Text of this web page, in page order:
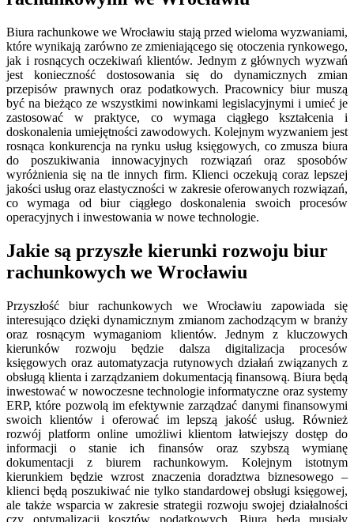
Biura rachunkowe we Wrocławiu stają przed wieloma wyzwaniami,
które wynikają zarówno ze zmieniającego się otoczenia rynkowego,
jak i rosnących oczekiwań klientów. Jednym z głównych wyzwań
jest konieczność dostosowania się do dynamicznych zmian
przepisów prawnych oraz podatkowych. Pracownicy biur muszą
być na bieżąco ze wszystkimi nowinkami legislacyjnymi i umieć je
zastosować w praktyce, co wymaga ciągłego kształcenia i
doskonalenia umiejętności zawodowych. Kolejnym wyzwaniem jest
rosnąca konkurencja na rynku usług księgowych, co zmusza biura
do poszukiwania innowacyjnych rozwiązań oraz sposobów
wyróżnienia się na tle innych firm. Klienci oczekują coraz lepszej
jakości usług oraz elastyczności w zakresie oferowanych rozwiązań,
co wymaga od biur ciągłego doskonalenia swoich procesów
operacyjnych i inwestowania w nowe technologie.
Jakie są przyszłe kierunki rozwoju biur
rachunkowych we Wrocławiu
Przyszłość biur rachunkowych we Wrocławiu zapowiada się
interesująco dzięki dynamicznym zmianom zachodzącym w branży
oraz rosnącym wymaganiom klientów. Jednym z kluczowych
kierunków rozwoju będzie dalsza digitalizacja procesów
księgowych oraz automatyzacja rutynowych działań związanych z
obsługą klienta i zarządzaniem dokumentacją finansową. Biura będą
inwestować w nowoczesne technologie informatyczne oraz systemy
ERP, które pozwolą im efektywnie zarządzać danymi finansowymi
swoich klientów i oferować im lepszą jakość usług. Również
rozwój platform online umożliwi klientom łatwiejszy dostęp do
informacji o stanie ich finansów oraz szybszą wymianę
dokumentacji z biurem rachunkowym. Kolejnym istotnym
kierunkiem będzie wzrost znaczenia doradztwa biznesowego –
klienci będą poszukiwać nie tylko standardowej obsługi księgowej,
ale także wsparcia w zakresie strategii rozwoju swojej działalności